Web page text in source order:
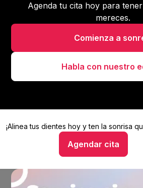
Agenda tu cita hoy para
mereces.
Comienza a
Habla con nuestro
¡Alinea tus dientes hoy yten la sonrisa
Agendar cita
Alinea tus dientes hoy y ten la
Hablar con un